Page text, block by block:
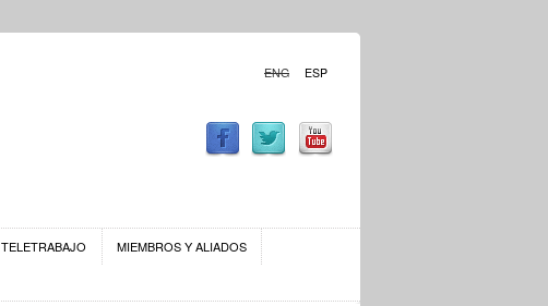
ENG ESP
TELETRABAJO MIEMBROS Y ALIADOS